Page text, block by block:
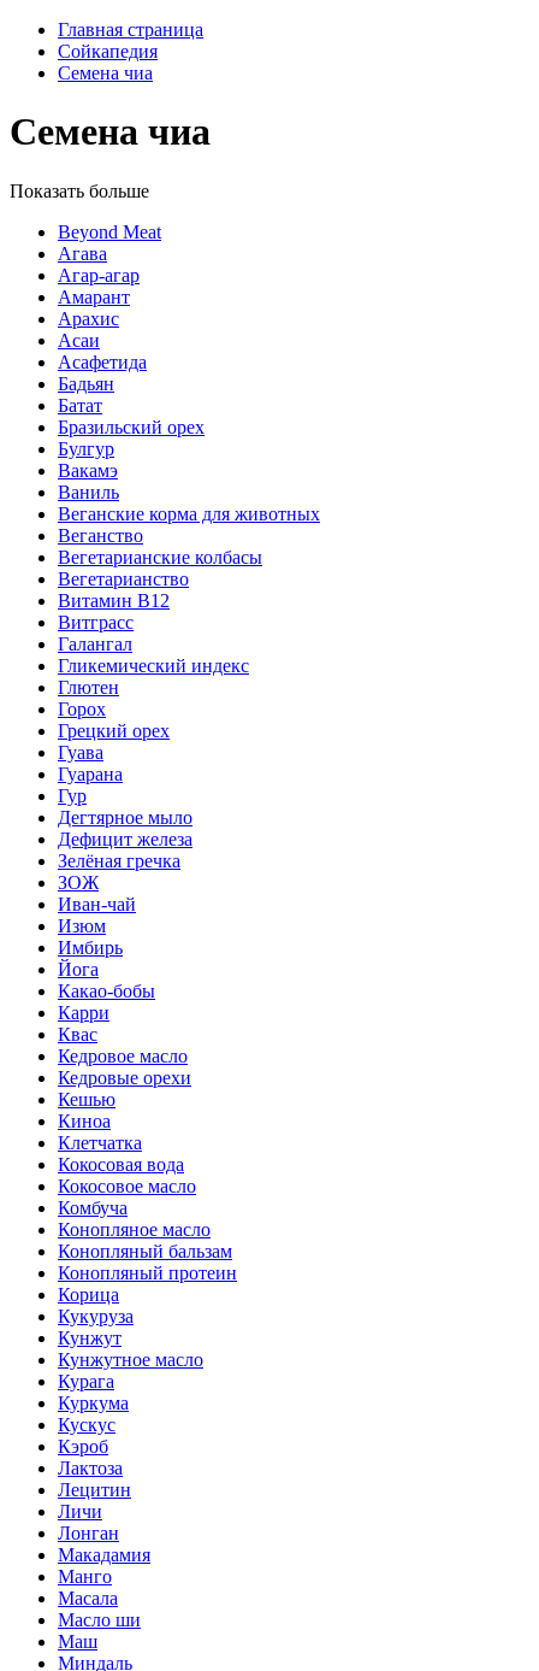
Главная страница
Сойкапедия
Семена чиа
Семена чиа
Показать больше
Beyond Meat
Агава
Агар-агар
Амарант
Арахис
Асаи
Асафетида
Бадьян
Батат
Бразильский орех
Булгур
Вакамэ
Ваниль
Веганские корма для животных
Веганство
Вегетарианские колбасы
Вегетарианство
Витамин B12
Витграсс
Галангал
Гликемический индекс
Глютен
Горох
Грецкий орех
Гуава
Гуарана
Гур
Дегтярное мыло
Дефицит железа
Зелёная гречка
ЗОЖ
Иван-чай
Изюм
Имбирь
Йога
Какао-бобы
Карри
Квас
Кедровое масло
Кедровые орехи
Кешью
Киноа
Клетчатка
Кокосовая вода
Кокосовое масло
Комбуча
Конопляное масло
Конопляный бальзам
Конопляный протеин
Корица
Кукуруза
Кунжут
Кунжутное масло
Курага
Куркума
Кускус
Кэроб
Лактоза
Лецитин
Личи
Лонган
Макадамия
Манго
Масала
Масло ши
Маш
Миндаль